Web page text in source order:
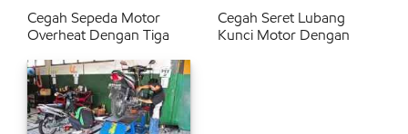
Cegah Sepeda Motor
Overheat Dengan Tiga
Cegah Seret Lubang
Kunci Motor Dengan